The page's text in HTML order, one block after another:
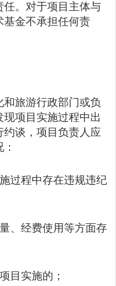
。对于项目主体与
基金不承担任何责
和旅游行政部门或负
项目实施过程中出
谈，项目负责人应
过程中存在违规违纪
、经费使用等方面存
目实施的；